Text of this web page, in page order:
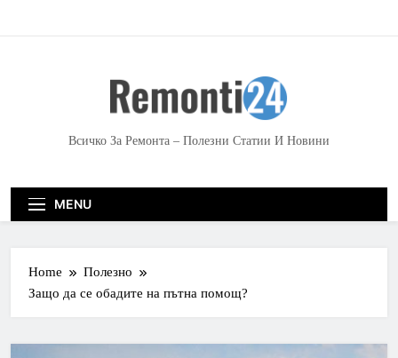
e
Всичко За Ремонта – Полезни Статии И Новини
MENU
Home
Полезно
Защо да се обадите на пътна помощ?